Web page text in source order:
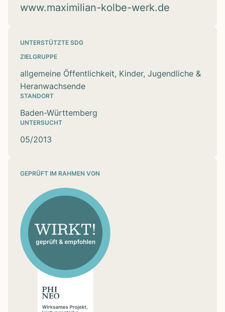
www.maximilian-kolbe-werk.de
UNTERSTÜTZTE SDG
ZIELGRUPPE
allgemeine Öffentlichkeit, Kinder, Jugendliche &
Heranwachsende
STANDORT
Baden-Württemberg
UNTERSUCHT
05/2013
GEPRÜFT IM RAHMEN VON